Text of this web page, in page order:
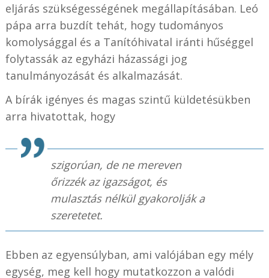
eljárás szükségességének megállapításában. Leó
pápa arra buzdít tehát, hogy tudományos
komolysággal és a Tanítóhivatal iránti hűséggel
folytassák az egyházi házassági jog
tanulmányozását és alkalmazását.
A bírák igényes és magas szintű küldetésükben
arra hivatottak, hogy
szigorúan, de ne mereven
őrizzék az igazságot, és
mulasztás nélkül gyakorolják a
szeretetet.
Ebben az egyensúlyban, ami valójában egy mély
egység, meg kell hogy mutatkozzon a valódi